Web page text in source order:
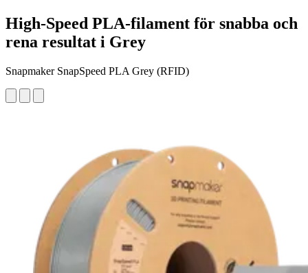
High-Speed PLA-filament för snabba och
rena resultat i Grey
Snapmaker SnapSpeed PLA Grey (RFID)